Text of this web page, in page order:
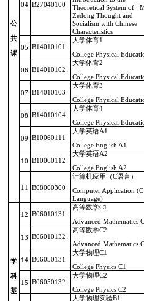
公
共
课
04 B27040100
Theoretical System of
Zedong Thought and
Socialism with Chinese
Characteristics
05 B14010101
大学体育1
College Physical
06 B14010102
大学体育2
College Physical
07 B14010103
大学体育3
College Physical
08 B14010104
大学体育4
College Physical
09 B10060111
大学英语A1
College English A1
10 B10060112
大学英语A2
College English A2
11 B08060300
计算机应用（C语言）
Computer Application (C
Language)
学
科
基
12 B06010131
高等数学C1
Advanced Mathematics
13 B06010132
高等数学C2
Advanced Mathematics
14 B06050131
大学物理C1
College Physics C1
15 B06050132
大学物理C2
College Physics C2
大学物理实验B1